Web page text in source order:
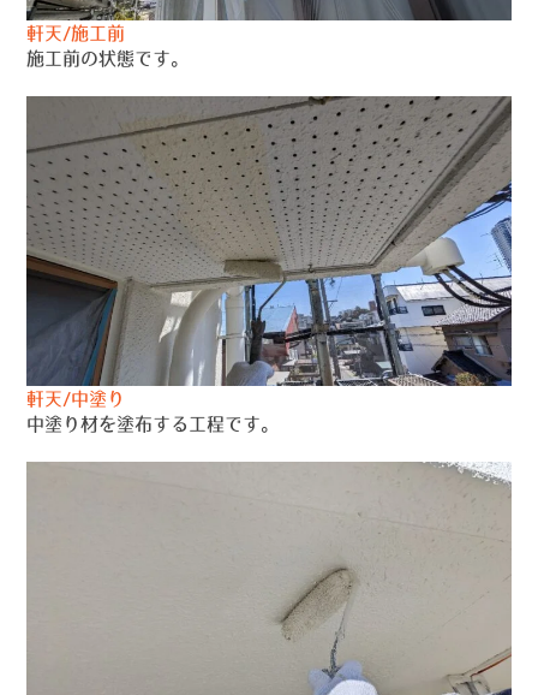
軒天/施工前
施工前の状態です。
軒天/中塗り
中塗り材を塗布する工程です。